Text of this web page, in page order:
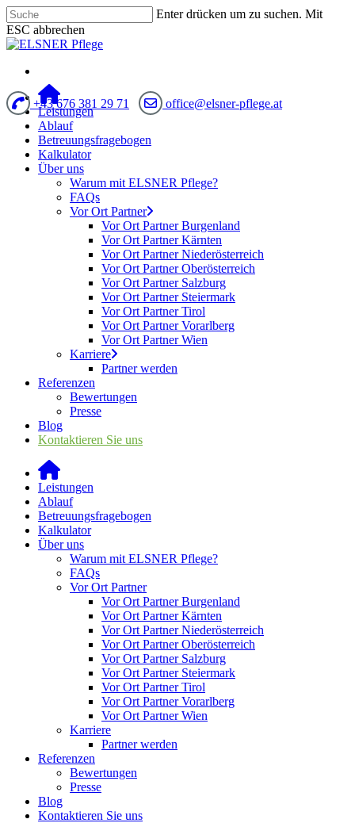
Enter drücken um zu suchen. Mit
ESC abbrechen
+43 676 381 29 71 office@elsner-pflege.at
Leistungen
Ablauf
Betreuungsfragebogen
Kalkulator
Über uns
Warum mit ELSNER Pflege?
FAQs
Vor Ort Partner
Vor Ort Partner Burgenland
Vor Ort Partner Kärnten
Vor Ort Partner Niederösterreich
Vor Ort Partner Oberösterreich
Vor Ort Partner Salzburg
Vor Ort Partner Steiermark
Vor Ort Partner Tirol
Vor Ort Partner Vorarlberg
Vor Ort Partner Wien
Karriere
Partner werden
Referenzen
Bewertungen
Presse
Blog
Kontaktieren Sie uns
Leistungen
Ablauf
Betreuungsfragebogen
Kalkulator
Über uns
Warum mit ELSNER Pflege?
FAQs
Vor Ort Partner
Vor Ort Partner Burgenland
Vor Ort Partner Kärnten
Vor Ort Partner Niederösterreich
Vor Ort Partner Oberösterreich
Vor Ort Partner Salzburg
Vor Ort Partner Steiermark
Vor Ort Partner Tirol
Vor Ort Partner Vorarlberg
Vor Ort Partner Wien
Karriere
Partner werden
Referenzen
Bewertungen
Presse
Blog
Kontaktieren Sie uns